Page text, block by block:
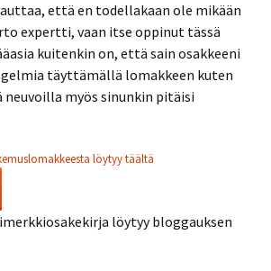
että en todellakaan ole mikään
expertti, vaan itse oppinut tässä
kuitenkin on, että sain osakkeeni
täyttämällä lomakkeen kuten
myös sinunkin pitäisi
löytyy täältä
löytyy bloggauksen